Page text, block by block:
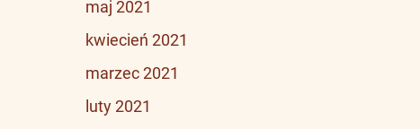
maj 2021
kwiecień 2021
marzec 2021
luty 2021